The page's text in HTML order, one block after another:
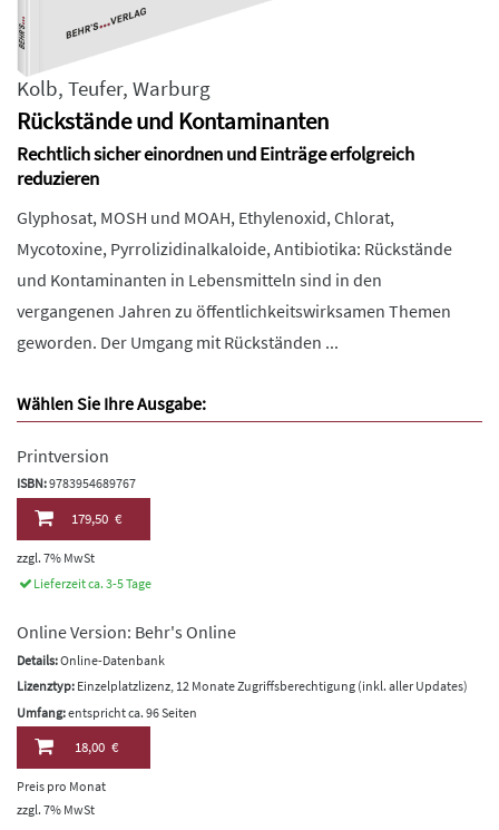
Kolb, Teufer, Warburg
Rückstände und Kontaminanten
Rechtlich sicher einordnen und Einträge erfolgreich
reduzieren
Glyphosat, MOSH und MOAH, Ethylenoxid, Chlorat,
Mycotoxine, Pyrrolizidinalkaloide, Antibiotika: Rückstände
und Kontaminanten in Lebensmitteln sind in den
vergangenen Jahren zu öffentlichkeitswirksamen Themen
geworden. Der Umgang mit Rückständen ...
Wählen Sie Ihre Ausgabe:
Printversion
ISBN:9783954689767
179,50 €
zzgl. 7% MwSt
Lieferzeit ca. 3-5 Tage
Online Version: Behr's Online
Details:Online-Datenbank
Lizenztyp: Einzelplatzlizenz, 12 Monate Zugriffsberechtigung (inkl. aller Updates)
Umfang:entspricht ca. 96 Seiten
18,00 €
Preis pro Monat
zzgl. 7% MwSt